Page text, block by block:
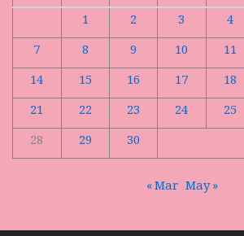
1
2 3 4
7
8 9 10 11
14
15 16 17 18
21
22 23 24 25
28
29 30
« Mar May »